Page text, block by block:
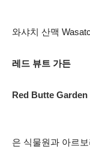
와샤치 산맥
레드 뷰트 가든
Red Butte Garden
은 식물원과 아르보